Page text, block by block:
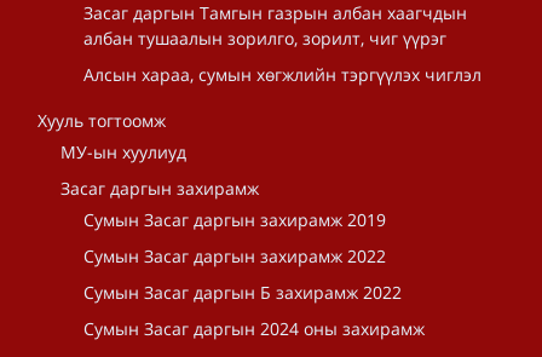
Засаг даргын Тамгын газрын албан хаагчдын
албан тушаалын зорилго, зорилт, чиг үүрэг
Алсын хараа, сумын хөгжлийн тэргүүлэх чиглэл
Хууль тогтоомж
МУ-ын хуулиуд
Засаг даргын захирамж
Сумын Засаг даргын захирамж 2019
Сумын Засаг даргын захирамж 2022
Сумын Засаг даргын Б захирамж 2022
Сумын Засаг даргын 2024 оны захирамж